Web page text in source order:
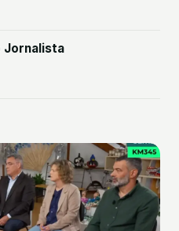
Jornalista